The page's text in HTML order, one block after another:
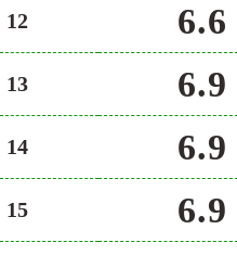
12 6.6
13 6.9
14 6.9
15 6.9